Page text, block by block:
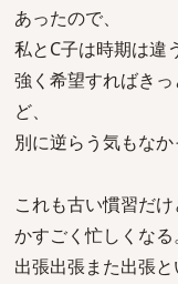
あったので、
私とC子は時期は違
強く希望すればき
ど、
別に逆らう気もなか
これも古い慣習だ
かすごく忙しくなる。
出張出張また出張